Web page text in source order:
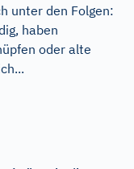
unter den Folgen:
haben
oder alte